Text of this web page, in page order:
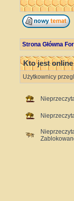
Strona Główna
Kto jest online
Użytkownicy